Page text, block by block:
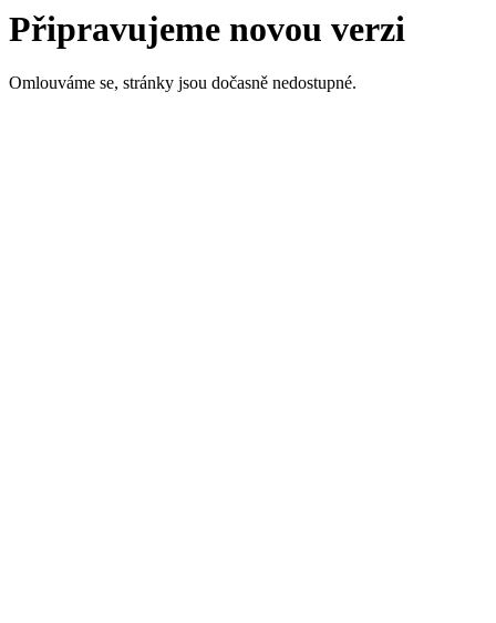
Připravujeme novou verzi
Omlouváme se, stránky jsou dočasně nedostupné.